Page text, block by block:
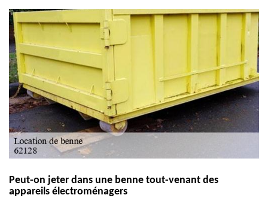
Peut-on jeter dans une benne tout-venant des
appareils électroménagers